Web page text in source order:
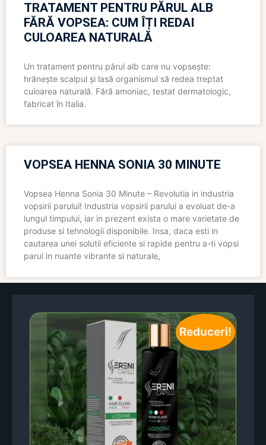
TRATAMENT PENTRU PĂRUL ALB
FĂRĂ VOPSEA: CUM ÎȚI REDAI
CULOAREA NATURALĂ
Un tratament pentru părul alb care nu vopsește:
hrănește scalpul și lasă organismul să redea treptat
culoarea naturală. Fără amoniac, testat dermatologic,
fabricat în Italia.
VOPSEA HENNA SONIA 30 MINUTE
Vopsea Henna Sonia 30 Minute – Revolutia in industria
vopsirii parului! Industria vopsirii parului a evoluat de-a
lungul timpului, iar in prezent exista o mare varietate de
produse si tehnologii disponibile. Insa, daca esti in
cautarea unei solutii eficiente si rapide pentru a-ti vopsi
parul in nuante vibrante si naturale,
Reduceri!